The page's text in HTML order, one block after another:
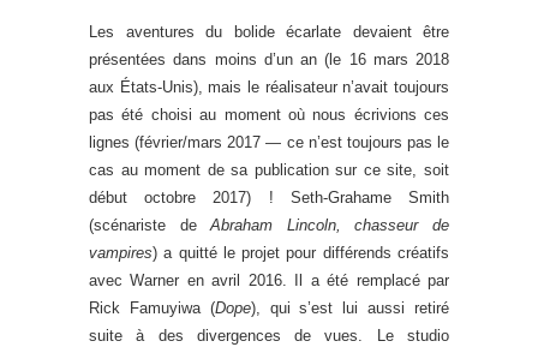
Les aventures du bolide écarlate devaient être
présentées dans moins d’un an (le 16 mars 2018
aux États-Unis), mais le réalisateur n’avait toujours
pas été choisi au moment où nous écrivions ces
lignes (février/mars 2017 — ce n’est toujours pas le
cas au moment de sa publication sur ce site, soit
début octobre 2017) ! Seth-Grahame Smith
(scénariste deAbraham Lincoln, chasseur de
vampires) a quitté le projet pour différends créatifs
avec Warner en avril 2016. Il a été remplacé par
Rick Famuyiwa (Dope), qui s’est lui aussi retiré
suite à des divergences de vues. Le studio